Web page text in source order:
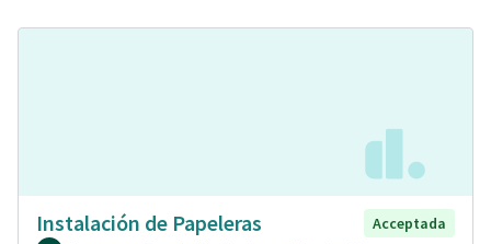
Instalación de Papeleras
Acceptada